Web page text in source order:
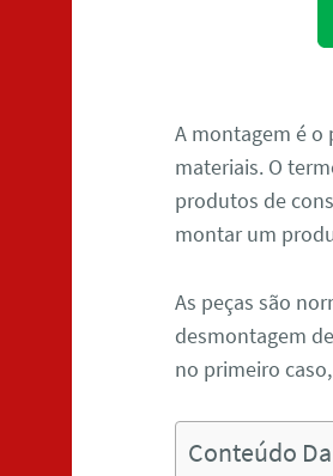
A montagem é o
materiais. O
produtos de
montar um
As peças são
desmontagem
no primeiro
Conteúdo